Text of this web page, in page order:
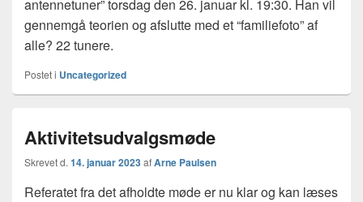
antennetuner” torsdag den 26. januar kl. 19:30. Han vil
gennemgå teorien og afslutte med et “familiefoto” af
alle? 22 tunere.
Postet i Uncategorized
Aktivitetsudvalgsmøde
Skrevet d. 14. januar 2023afArne Paulsen
Referatet fra det afholdte møde er nu klar og kan læses